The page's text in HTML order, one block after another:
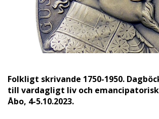
Folkligt skrivande 1750-1950.
till vardagligt liv och
Åbo, 4-5.10.2023.